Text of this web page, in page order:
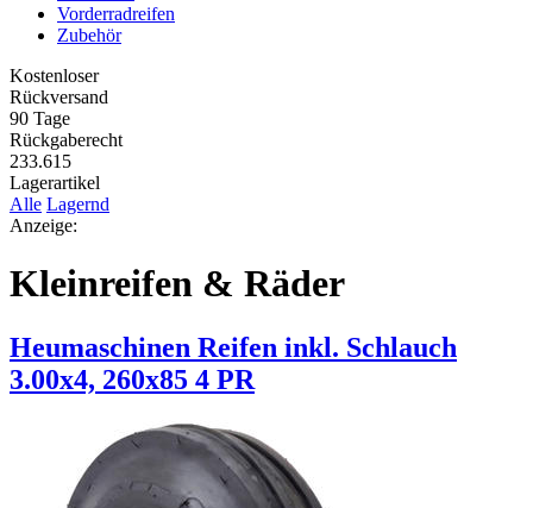
Vorderradreifen
Zubehör
Kostenloser
Rückversand
90 Tage
Rückgaberecht
233.615
Lagerartikel
Alle Lagernd
Anzeige:
Kleinreifen & Räder
Heumaschinen Reifen inkl. Schlauch
3.00x4, 260x85 4 PR